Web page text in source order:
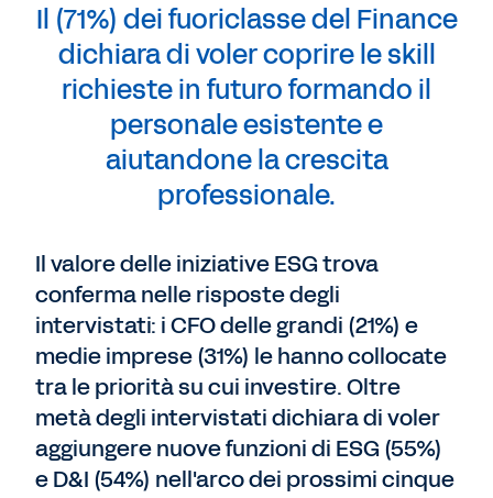
Il (71%) dei fuoriclasse del Finance
dichiara di voler coprire le skill
richieste in futuro formando il
personale esistente e
aiutandone la crescita
professionale.
Il valore delle iniziative ESG trova
conferma nelle risposte degli
intervistati: i CFO delle grandi (21%) e
medie imprese (31%) le hanno collocate
tra le priorità su cui investire. Oltre
metà degli intervistati dichiara di voler
aggiungere nuove funzioni di ESG (55%)
e D&I (54%) nell'arco dei prossimi cinque